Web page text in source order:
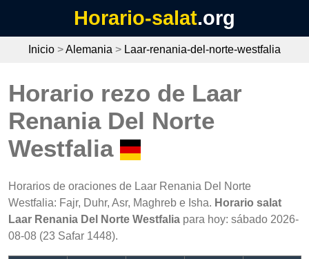
Horario-salat.org
Inicio >Alemania > Laar-renania-del-norte-westfalia
Horario rezo de Laar
Renania Del Norte
Westfalia
Horarios de oraciones de Laar Renania Del Norte
Westfalia: Fajr, Duhr, Asr, Maghreb e Isha. Horario salat
Laar Renania Del Norte Westfalia para hoy: sábado 2026-
08-08 (23 Safar 1448).